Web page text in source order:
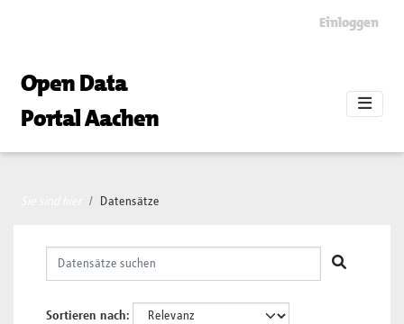
Einloggen
Open Data
Portal Aachen
Datensätze
Sortieren nach